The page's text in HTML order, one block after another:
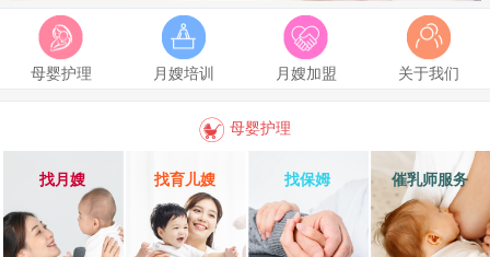
母婴护理 月嫂培训 月嫂加盟 关于我们
母婴护理
找月嫂 找育儿嫂 找保姆 催乳师服务